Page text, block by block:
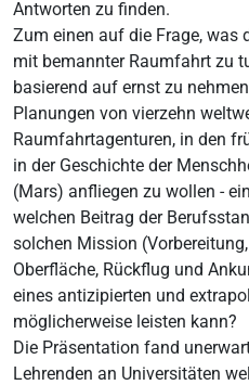
Antworten zu finden.
Zum einen auf die Frage, was
mit bemannter Raumfahrt zu
basierend auf ernst zu
Planungen von vierzehn
Raumfahrtagenturen, in den
in der Geschichte der
(Mars) anfliegen zu wollen -
welchen Beitrag der
solchen Mission
Oberfläche, Rückflug und
eines antizipierten und
möglicherweise leisten kann?
Die Präsentation fand
Lehrenden an Universitäten